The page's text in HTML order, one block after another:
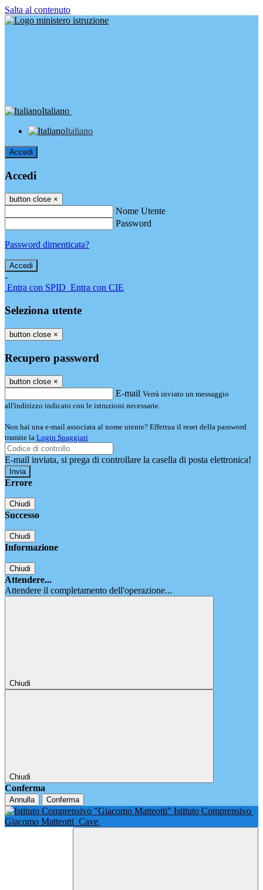
Salta al contenuto
Italiano
Italiano
Accedi
Accedi
button close ×
Nome Utente
Password
Password dimenticata?
-
Entra con SPID Entra con CIE
Seleziona utente
button close ×
Recupero password
button close ×
E-mail Verrà inviato un messaggio
all'indirizzo indicato con le istruzioni necessarie.
Non hai una e-mail associata al nome utente? Effettua il reset della password
tramite la Login Spaggiari
E-mail inviata, si prega di controllare la casella di posta elettronica!
Errore
Chiudi
Successo
Chiudi
Informazione
Chiudi
Attendere...
Attendere il completamento dell'operazione...
Chiudi
Chiudi
Conferma
Annulla Conferma
Istituto Comprensivo
Giacomo Matteotti Cave